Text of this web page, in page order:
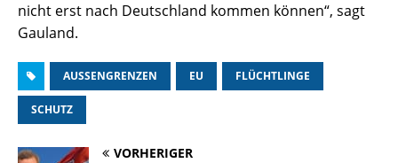
nicht erst nach Deutschland kommen können“, sagt
Gauland.
AUSSENGRENZEN EU FLÜCHTLINGE
SCHUTZ
VORHERIGER